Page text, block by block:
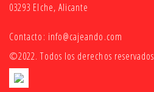
03293 Elche, Alicante
Contacto: info@cajeando.com
©2022. Todos los derechos reservados